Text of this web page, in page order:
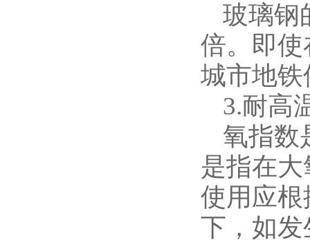
玻璃钢
倍。即
城市地
3.耐高
氧指数
是指在
使用应
下，如发